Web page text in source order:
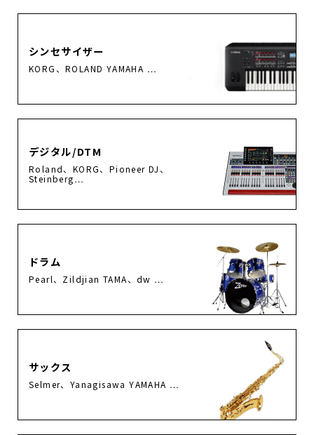
シンセサイザー
KORG、ROLAND YAMAHA …
デジタル/DTM
Roland、KORG、Pioneer DJ、
Steinberg…
ドラム
Pearl、Zildjian TAMA、dw …
サックス
Selmer、Yanagisawa YAMAHA …